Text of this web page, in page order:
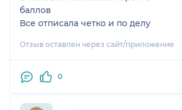
баллов
Все отписала четко и по делу
Отзыв оставлен через сайт/приложение
0